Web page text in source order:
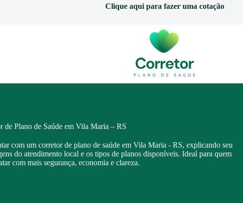
Clique aqui para fazer uma cotação
de Plano de Saúde em Vila Maria – RS
com um corretor de plano de saúde em Vila Maria - RS, explicando seu
do atendimento local e os tipos de planos disponíveis. Ideal para quem
com mais segurança, economia e clareza.